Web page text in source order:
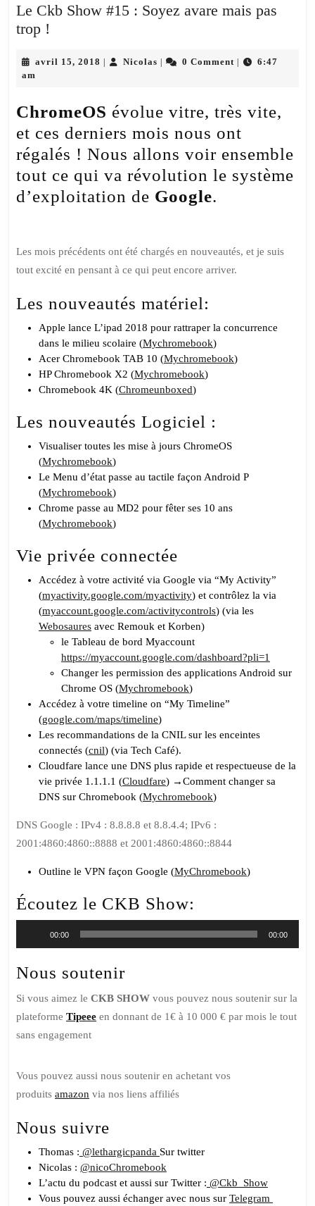
Le Ckb Show #15 : Soyez avare mais pas
trop !
Show
Soyez
avare
mais
pas
trop
!
avril 15, 2018 avril
| NicolasNicolas
| 0 Comment |
6:47
am
ChromeOS évolue vitre, très vite,
et ces derniers mois nous ont
régalés ! Nous allons voir ensemble
tout ce qui va révolution le système
d’exploitation de Google.
Les mois précédents ont été chargés en nouveautés, et je suis
tout excité en pensant à ce qui peut encore arriver.
Les nouveautés matériel:
Apple lance L’ipad 2018 pour rattraper la concurrence
dans le milieu scolaire (Mychromebook)
Acer Chromebook TAB 10 (Mychromebook)
HP Chromebook X2 (Mychromebook)
Chromebook 4K (Chromeunboxed)
Les nouveautés Logiciel :
Visualiser toutes les mise à jours ChromeOS
(Mychromebook)
Le Menu d’état passe au tactile façon Android P
(Mychromebook)
Chrome passe au MD2 pour fêter ses 10 ans
(Mychromebook)
Vie privée connectée
Accédez à votre activité via Google via “My Activity”
(myactivity.google.com/myactivity) et contrôlez la via
(myaccount.google.com/activitycontrols) (via les
Webosaures avec Remouk et Korben)
le Tableau de bord Myaccount
https://myaccount.google.com/dashboard?pli=1
Changer les permission des applications Android sur
Chrome OS (Mychromebook)
Accédez à votre timeline on “My Timeline”
(google.com/maps/timeline)
Les recommandations de la CNIL sur les enceintes
connectés (cnil) (via Tech Café).
Cloudfare lance une DNS plus rapide et respectueuse de la
vie privée 1.1.1.1 (Cloudfare) →Comment changer sa
DNS sur Chromebook (Mychromebook)
DNS Google : IPv4 : 8.8.8.8 et 8.8.4.4; IPv6 :
2001:4860:4860::8888 et 2001:4860:4860::8844
Outline le VPN façon Google (MyChromebook)
Écoutez le CKB Show:
00:00 00:00
Nous soutenir
Si vous aimez le CKB SHOW vous pouvez nous soutenir sur la
plateforme Tipeee en donnant de 1€ à 10 000 € par mois le tout
sans engagement
Vous pouvez aussi nous soutenir en achetant vos
produits amazon via nos liens affiliés
Nous suivre
Thomas : @lethargicpanda Sur twitter
Nicolas : @nicoChromebook
L’actu du podcast et aussi sur Twitter : @Ckb_Show
Vous pouvez aussi échanger avec nous sur Telegram